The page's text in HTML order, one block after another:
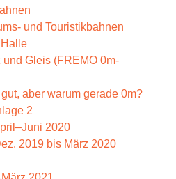
und Touristikbahnen
und Gleis (FREMO 0m-
aber warum gerade 0m?
2
2020
2019 bis März 2020